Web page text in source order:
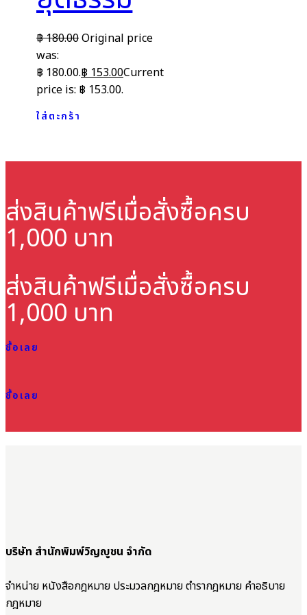
฿180.00Original price
was:
฿ 180.00.฿153.00Current
price is: ฿ 153.00.
ใส่ตะกร้า
ส่งสินค้าฟรีเมื่อสั่งซื้อครบ
1,000 บาท
ส่งสินค้าฟรีเมื่อสั่งซื้อครบ
1,000 บาท
ซื้อเลย
ซื้อเลย
บริษัท สำนักพิมพ์วิญญูชน จำกัด
จำหน่าย หนังสือกฎหมาย ประมวลกฎหมาย ตำรากฎหมาย คำอธิบาย
กฎหมาย